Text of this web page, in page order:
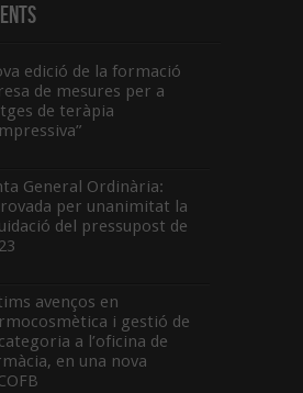
edició de la formació
de mesures per a
de teràpia
General Ordinària:
per unanimitat la
del pressupost de
avenços en
i gestió de
a l’oficina de
en una nova